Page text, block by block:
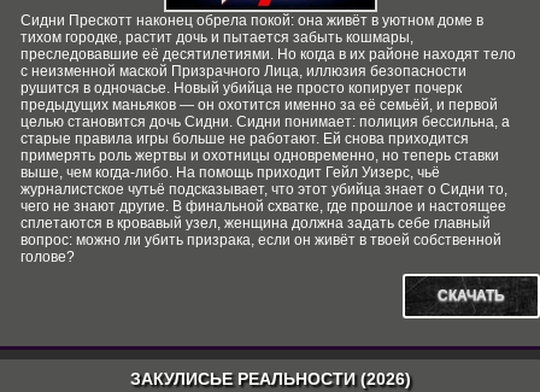
Сидни Прескотт наконец обрела покой: она живёт в уютном доме в
тихом городке, растит дочь и пытается забыть кошмары,
преследовавшие её десятилетиями. Но когда в их районе находят тело
с неизменной маской Призрачного Лица, иллюзия безопасности
рушится в одночасье. Новый убийца не просто копирует почерк
предыдущих маньяков — он охотится именно за её семьёй, и первой
целью становится дочь Сидни. Сидни понимает: полиция бессильна, а
старые правила игры больше не работают. Ей снова приходится
примерять роль жертвы и охотницы одновременно, но теперь ставки
выше, чем когда-либо. На помощь приходит Гейл Уизерс, чьё
журналистское чутьё подсказывает, что этот убийца знает о Сидни то,
чего не знают другие. В финальной схватке, где прошлое и настоящее
сплетаются в кровавый узел, женщина должна задать себе главный
вопрос: можно ли убить призрака, если он живёт в твоей собственной
голове?
СКАЧАТЬ
ЗАКУЛИСЬЕ РЕАЛЬНОСТИ (2026)